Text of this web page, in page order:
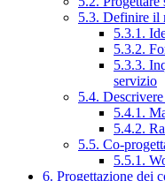
5.3. Definire il
5.3.1.
5.3.2.
5.3.3.
servizio
5.4.
5.4.1.
5.4.2.
5.5. Co-
5.5.1.
6. Progettazione dei